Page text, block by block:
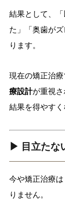
結果として、
た」「奥歯が
ります。
現在の矯正治療
療設計が重視
結果を得やすく
▶ 目立たな
今や矯正治療
りません。